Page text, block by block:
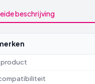
beschrijving
product